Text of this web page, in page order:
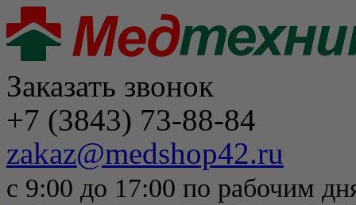
Заказать звонок
+7 (3843) 73-88-84
zakaz@medshop42.ru
с 9:00 до 17:00 по рабочим